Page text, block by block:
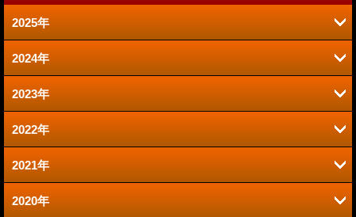
2025年
6月 (2)
1月 (1)
2024年
9月 (2)
8月 (2)
2023年
6月 (1)
2022年
12月 (1)
10月 (1)
2021年
12月 (1)
2020年